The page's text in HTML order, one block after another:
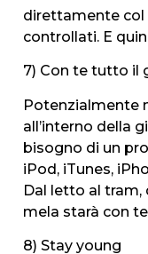
direttamente col
controllati. E
7) Con te tutto il
Potenzialmente
all’interno della
bisogno di un
iPod, iTunes,
Dal letto al tram,
mela starà con
8) Stay young